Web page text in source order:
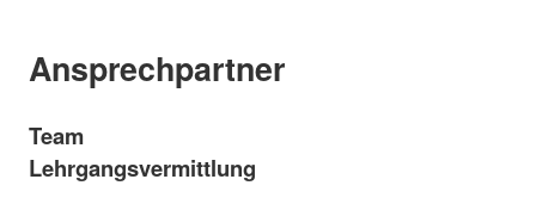
Ansprechpartner
Team
Lehrgangsvermittlung